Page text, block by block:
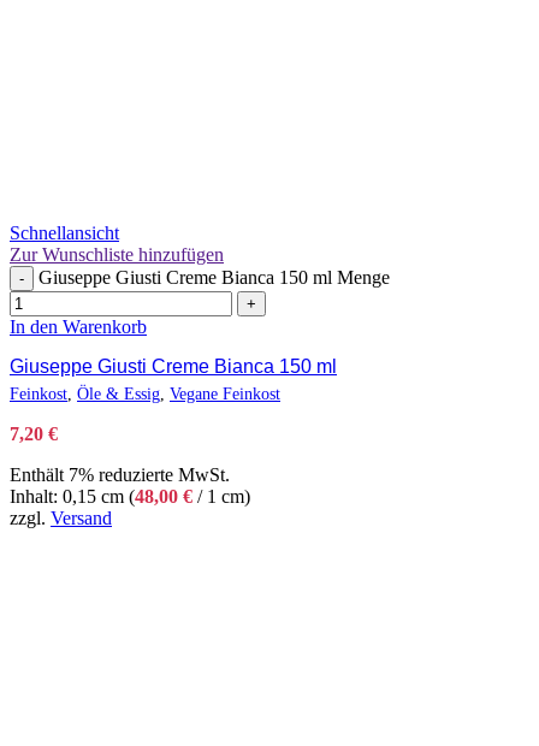
Schnellansicht
Zur Wunschliste hinzufügen
- Giuseppe Giusti Creme Bianca 150 ml Menge
+
In den Warenkorb
Giuseppe Giusti Creme Bianca 150 ml
Feinkost, Öle & Essig, Vegane Feinkost
7,20 €
Enthält 7% reduzierte MwSt.
Inhalt: 0,15 cm (48,00 € / 1 cm)
zzgl. Versand